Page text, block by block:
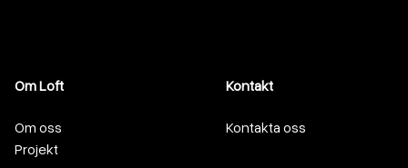
Om Loft
Om oss
Projekt
Kontakt
Kontakta oss